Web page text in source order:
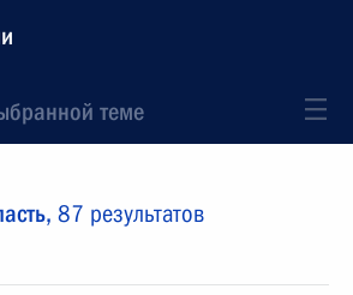
теме
87 результатов